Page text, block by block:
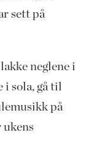
sett på
neglene i
sola, gå til
på
ukens